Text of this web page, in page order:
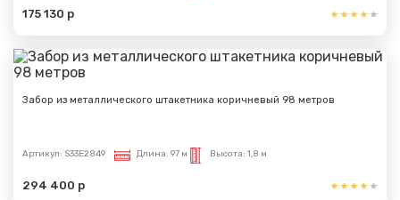
175 130 р
Забор из металлического штакетника коричневый 98 метров
Артикул: S33E2849 Длина: 97 м Высота: 1,8 м
294 400 р